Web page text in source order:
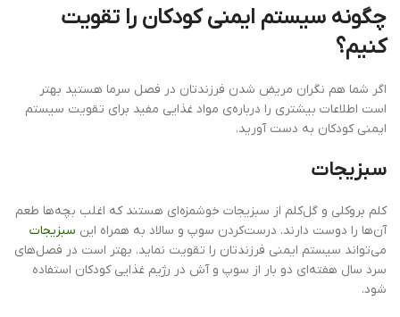
چگونه سیستم ایمنی کودکان را تقویت
کنیم؟
اگر شما هم نگران مریض شدن فرزندتان در فصل سرما هستید بهتر
است اطلاعات بیشتری را درباره‌ی مواد غذایی مفید برای تقویت سیستم
ایمنی کودکان به دست آورید.
سبزیجات
کلم بروکلی و گل‌کلم از سبزیجات خوشمزه‌ای هستند که اغلب بچه‌ها طعم
آن‌ها را دوست دارند. درست‌کردن سوپ و سالاد به همراه این سبزیجات
می‌تواند سیستم ایمنی فرزندتان را تقویت نماید. بهتر است در فصل‌های
سرد سال هفته‌ای دو بار از سوپ و آش در رژیم غذایی کودکان استفاده
شود.